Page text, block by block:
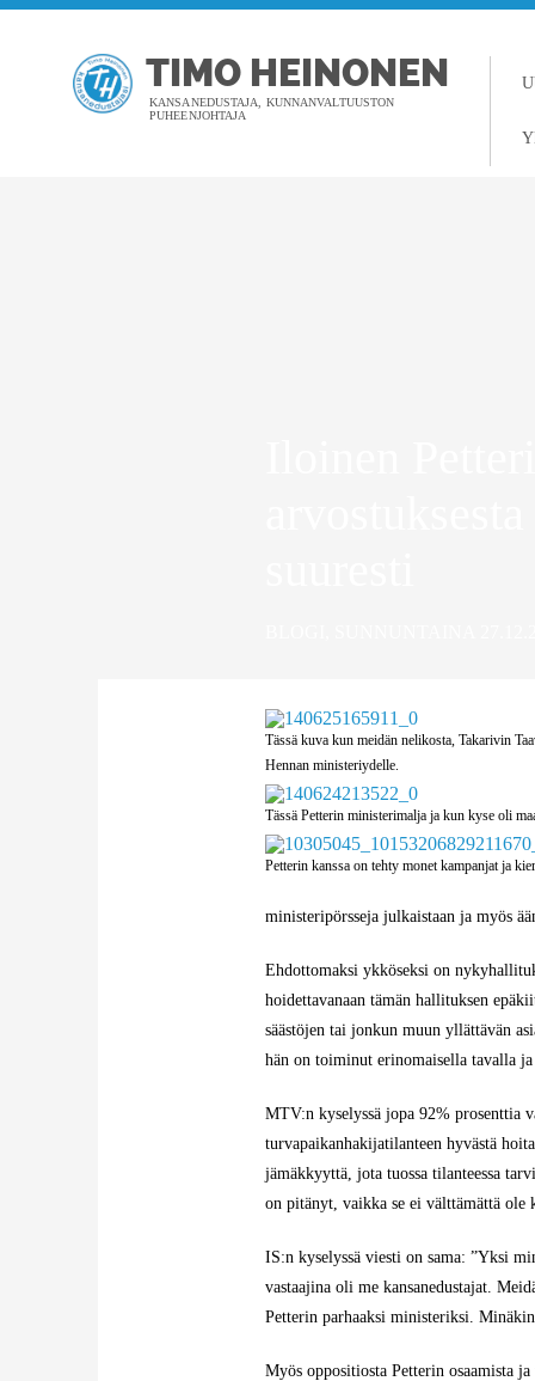
TIMO HEINONEN
KANSANEDUSTAJA, KUNNANVALTUUSTON
PUHEENJOHTAJA
Tässä kuva kun meidän nelikosta, Takarivin
Hennan ministeriydelle.
Tässä Petterin ministerimalja ja kun kyse oli
Petterin kanssa on tehty monet kampanjat ja
ministeripörsseja julkaistaan ja myös
Ehdottomaksi ykköseksi on
hoidettavanaan tämän hallituksen
säästöjen tai jonkun muun yllättävän
hän on toiminut erinomaisella tavalla ja
MTV:n kyselyssä jopa 92% prosenttia
turvapaikanhakijatilanteen hyvästä
jämäkkyyttä, jota tuossa tilanteessa
on pitänyt, vaikka se ei välttämättä ole
IS:n kyselyssä viesti on sama: ”Yksi
vastaajina oli me kansanedustajat.
Petterin parhaaksi ministeriksi.
Myös oppositiosta Petterin osaamista